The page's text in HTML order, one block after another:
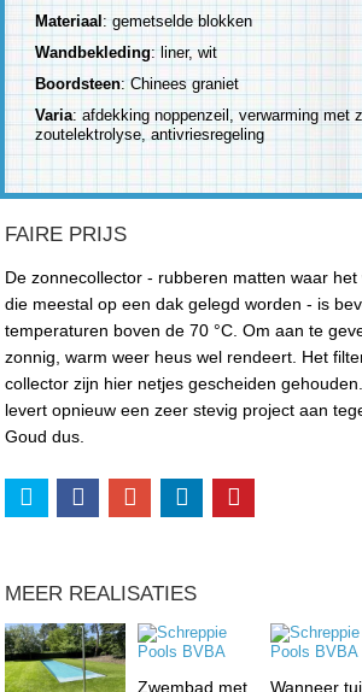
Materiaal : gemetselde blokken
Wandbekleding: liner, wit
Boordsteen: Chinees graniet
Varia: afdekking noppenzeil, verwarming met
zoutelektrolyse, antivriesregeling
FAIRE PRIJS
De zonnecollector - rubberen matten waar
die meestal op een dak gelegd worden - is
temperaturen boven de 70 °C. Om aan te
zonnig, warm weer heus wel rendeert. Het
collector zijn hier netjes gescheiden
levert opnieuw een zeer stevig project aan
Goud dus.
MEER REALISATIES
Zwembad met Wanneer